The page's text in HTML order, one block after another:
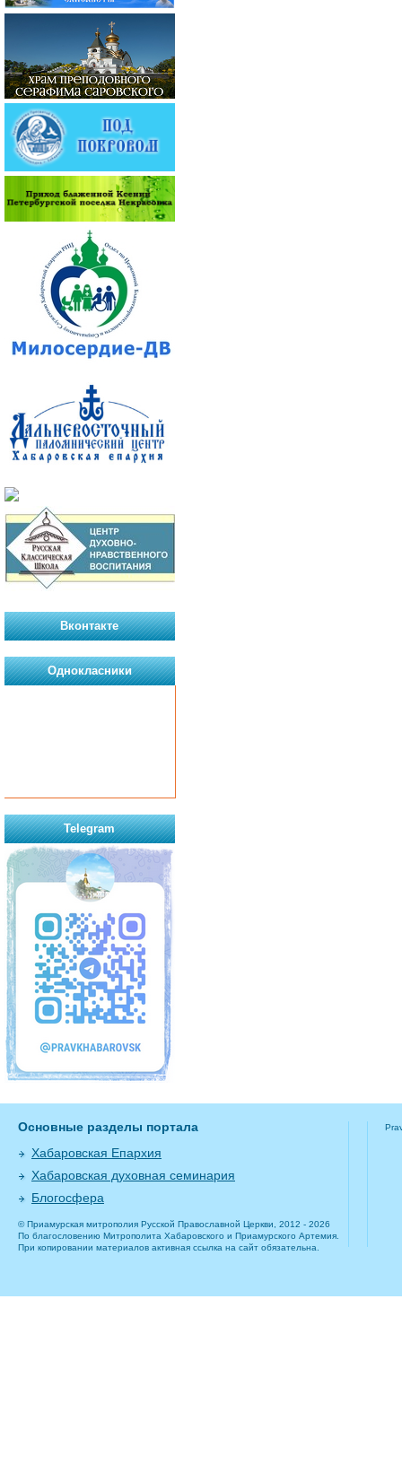
Вконтакте
Однокласники
Telegram
Основные разделы портала
Хабаровская Епархия
Хабаровская духовная семинария
Блогосфера
© Приамурская митрополия Русской Православной Церкви, 2012 - 2026
По благословению Митрополита Хабаровского и Приамурского Артемия.
При копировании материалов активная ссылка на сайт обязательна.